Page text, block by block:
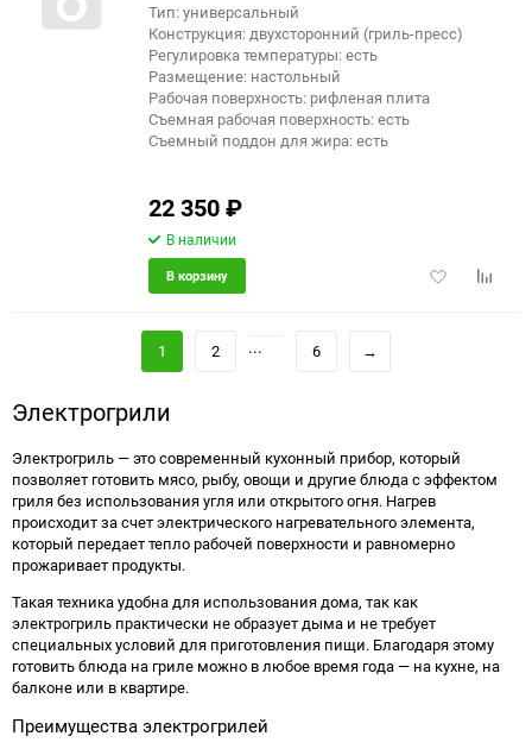
Тип: универсальный
Конструкция: двухсторонний (гриль-пресс)
Регулировка температуры: есть
Размещение: настольный
Рабочая поверхность: рифленая плита
Съемная рабочая поверхность: есть
Съемный поддон для жира: есть
22 350₽
В наличии
Добавить
В корзину
1 2 ... 6 →
Электрогрили
Электрогриль — это современный кухонный прибор, который
позволяет готовить мясо, рыбу, овощи и другие блюда с эффектом
гриля без использования угля или открытого огня. Нагрев
происходит за счет электрического нагревательного элемента,
который передает тепло рабочей поверхности и равномерно
прожаривает продукты.
Такая техника удобна для использования дома, так как
электрогриль практически не образует дыма и не требует
специальных условий для приготовления пищи. Благодаря этому
готовить блюда на гриле можно в любое время года — на кухне, на
балконе или в квартире.
Преимущества электрогрилей